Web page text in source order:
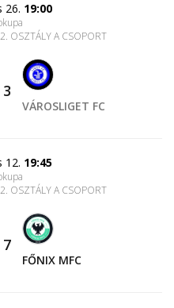
26. 19:00
OSZTÁLY A CSOPORT
3
VÁROSLIGET FC
12. 19:45
OSZTÁLY A CSOPORT
7
FŐNIX MFC